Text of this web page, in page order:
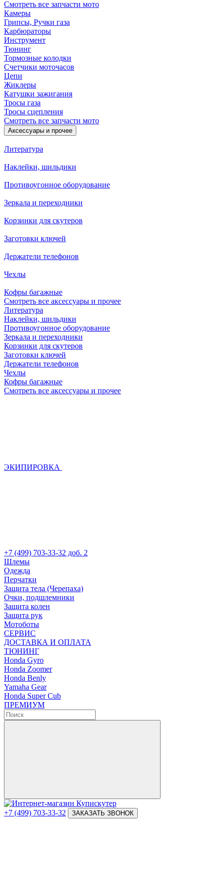
Смотреть все запчасти мото
Камеры
Грипсы, Ручки газа
Карбюраторы
Инструмент
Тюнинг
Тормозные колодки
Счетчики моточасов
Цепи
Жиклеры
Катушки зажигания
Тросы газа
Тросы сцепления
Смотреть все запчасти мото
Аксессуары и прочее
Литература
Наклейки, шильдики
Противоугонное оборудование
Зеркала и переходники
Корзинки для скутеров
Заготовки ключей
Держатели телефонов
Чехлы
Кофры багажные
Смотреть все аксессуары и прочее
Литература
Наклейки, шильдики
Противоугонное оборудование
Зеркала и переходники
Корзинки для скутеров
Заготовки ключей
Держатели телефонов
Чехлы
Кофры багажные
Смотреть все аксессуары и прочее
ЭКИПИРОВКА
+7 (499) 703-33-32 доб. 2
Шлемы
Одежда
Перчатки
Защита тела (Черепаха)
Очки, подшлемники
Защита колен
Защита рук
Мотоботы
СЕРВИС
ДОСТАВКА И ОПЛАТА
ТЮНИНГ
Honda Gyro
Honda Zoomer
Honda Benly
Yamaha Gear
Honda Super Cub
ПРЕМИУМ
+7 (499) 703-33-32 ЗАКАЗАТЬ ЗВОНОК